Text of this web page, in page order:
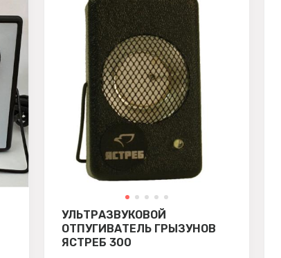
УЛЬТРАЗВУКОВОЙ
ОТПУГИВАТЕЛЬ ГРЫЗУНОВ
ЯСТРЕБ 300